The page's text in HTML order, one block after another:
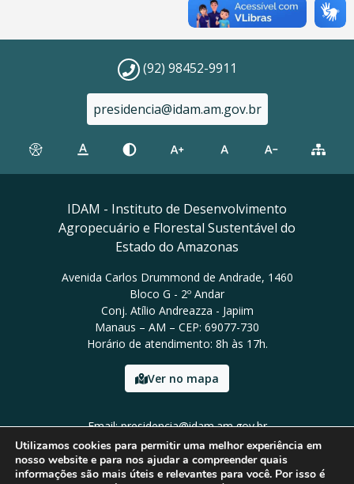
(92) 98452-9911
presidencia@idam.am.gov.br
IDAM - Instituto de Desenvolvimento
Agropecuário e Florestal Sustentável do
Estado do Amazonas
Avenida Carlos Drummond de Andrade, 1460
Bloco G - 2º Andar
Conj. Atílio Andreazza - Japiim
Manaus – AM – CEP: 69077-730
Horário de atendimento: 8h às 17h.
Ver no mapa
Email: presidencia@idam.am.gov.br
Tel: (92) 98452-9911
Utilizamos cookies para permitir uma melhor experiência em
nosso website e para nos ajudar a compreender quais
informações são mais úteis e relevantes para você. Por isso é